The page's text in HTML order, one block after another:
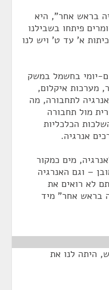
בראש אחר", היא
פיתחו בשבילנו
א' עד ט' ויש לנו
יומי בחשמל במשק
מערכות איקלום,
לתחבורה, מה
מול תחבורה
הכלכליות
אנרגיה.
מים כמקור
– וגם האנרגיה
לא רואים את
בראש אחר" מיד
היתה לנו את